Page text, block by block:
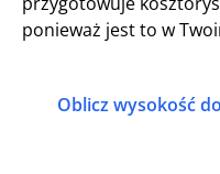
ponieważ jest to w
Oblicz wysokość